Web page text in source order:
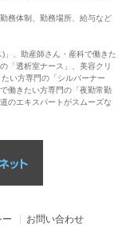
務体制、勤務場所、給与など
」、助産師さん・産科で働きた
「透析室ナース」、美容クリ
い方専門の「シルバーナー
働きたい方専門の「夜勤常勤
のエキスパートがスムーズな
ー お問い合わせ